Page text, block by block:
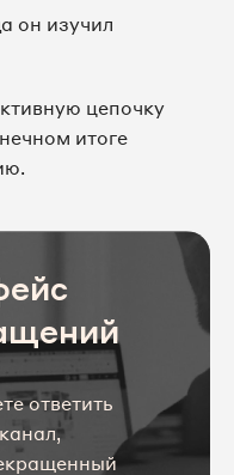
он изучил
цепочку
итоге
ответить